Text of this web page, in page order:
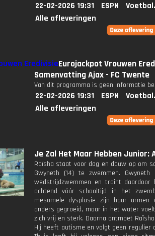
22-02-2026 19:31 ESPN
Alle afleveringen
Eurojackpot Vrouwen
Samenvatting Ajax - FC Twente
Van dit programma is geen informatie
22-02-2026 19:31 ESPN
Alle afleveringen
Je Zal Het Maar Hebben Junior:
Raïsha staat voor dag en dauw op om
Gwyneth (14) te zwemmen. Gwyneth
wedstrijdzwemmen en traint daardoor
ochtend vóór schooltijd in het
mesomele dysplasie zijn haar armen
anders gegroeid, maar in het water
zich vrij en sterk. Daarna ontmoet
Hij heeft autisme en volgt geen regulier